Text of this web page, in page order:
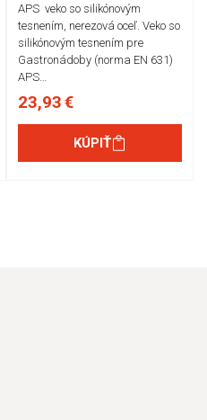
APS veko so silikónovým
tesnením, nerezová oceľ. Veko so
silikónovým tesnením pre
Gastronádoby (norma EN 631)
APS…
23,93 €
KÚPIŤ